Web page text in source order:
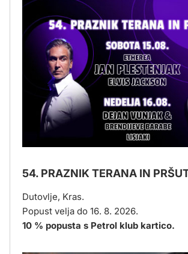
54. PRAZNIK TERANA IN
Dutovlje, Kras.
Popust velja do 16. 8. 2026.
10 % popusta s Petrol klub kartico.